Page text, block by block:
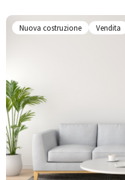
Nuova costruzione Vendita